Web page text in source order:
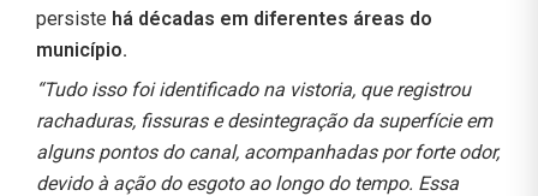
persiste há décadas em diferentes áreas do
município.
“Tudo isso foi identificado na vistoria, que registrou
rachaduras, fissuras e desintegração da superfície em
alguns pontos do canal, acompanhadas por forte odor,
devido à ação do esgoto ao longo do tempo. Essa